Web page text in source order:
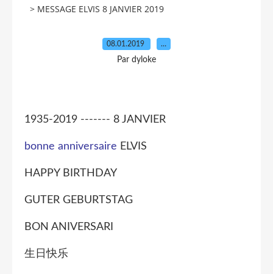
> MESSAGE ELVIS 8 JANVIER 2019
08.01.2019 …
Par dyloke
1935-2019 ------- 8 JANVIER
bonne anniversaire ELVIS
HAPPY BIRTHDAY
GUTER GEBURTSTAG
BON ANIVERSARI
生日快乐